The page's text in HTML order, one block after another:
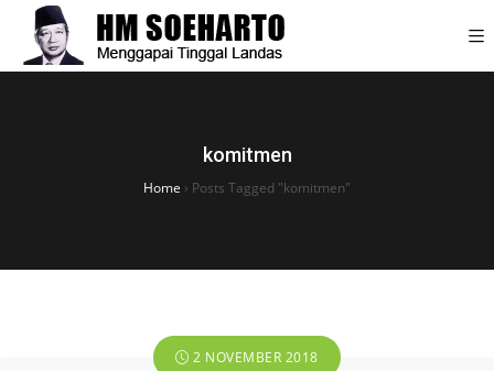
komitmen
Home › Posts Tagged "komitmen"
2 NOVEMBER 2018